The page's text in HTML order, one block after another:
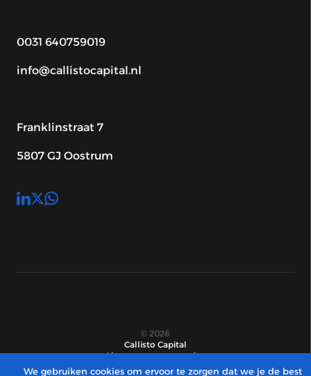
0031 640759019
info@callistocapital.nl
Franklinstraat 7
5807 GJ Oostrum
© 2026
Callisto Capital
Algemene voorwaarden
Privacy verklaring
We gebruiken cookies om ervoor te zorgen dat we je de best